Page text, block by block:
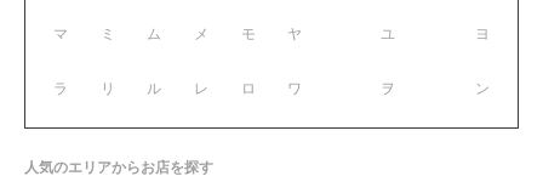
マ ミ ム メ モ
ラ リ ル レ ロ
ヤ ユ ヨ
ワ ヲ ン
人気のエリアからお店を探す